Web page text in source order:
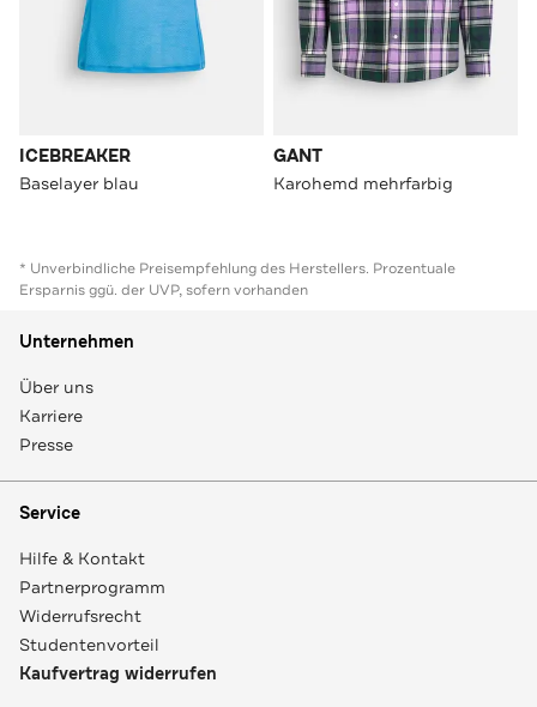
ICEBREAKER
Baselayer blau
GANT
Karohemd mehrfarbig
* Unverbindliche Preisempfehlung des Herstellers. Prozentuale
Ersparnis ggü. der UVP, sofern vorhanden
Unternehmen
Über uns
Karriere
Presse
Service
Hilfe & Kontakt
Partnerprogramm
Widerrufsrecht
Studentenvorteil
Kaufvertrag widerrufen